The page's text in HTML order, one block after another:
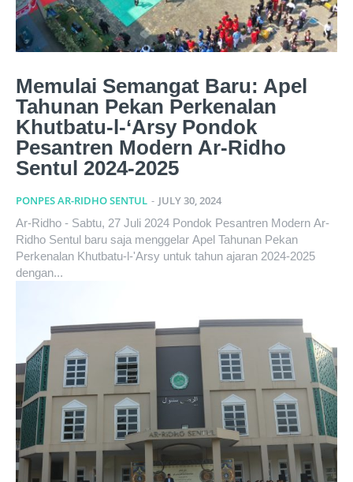
Memulai Semangat Baru: Apel
Tahunan Pekan Perkenalan
Khutbatu-l-‘Arsy Pondok
Pesantren Modern Ar-Ridho
Sentul 2024-2025
PONPES AR-RIDHO SENTUL - JULY 30, 2024
Ar-Ridho - Sabtu, 27 Juli 2024 Pondok Pesantren Modern Ar-
Ridho Sentul baru saja menggelar Apel Tahunan Pekan
Perkenalan Khutbatu-l-'Arsy untuk tahun ajaran 2024-2025
dengan...